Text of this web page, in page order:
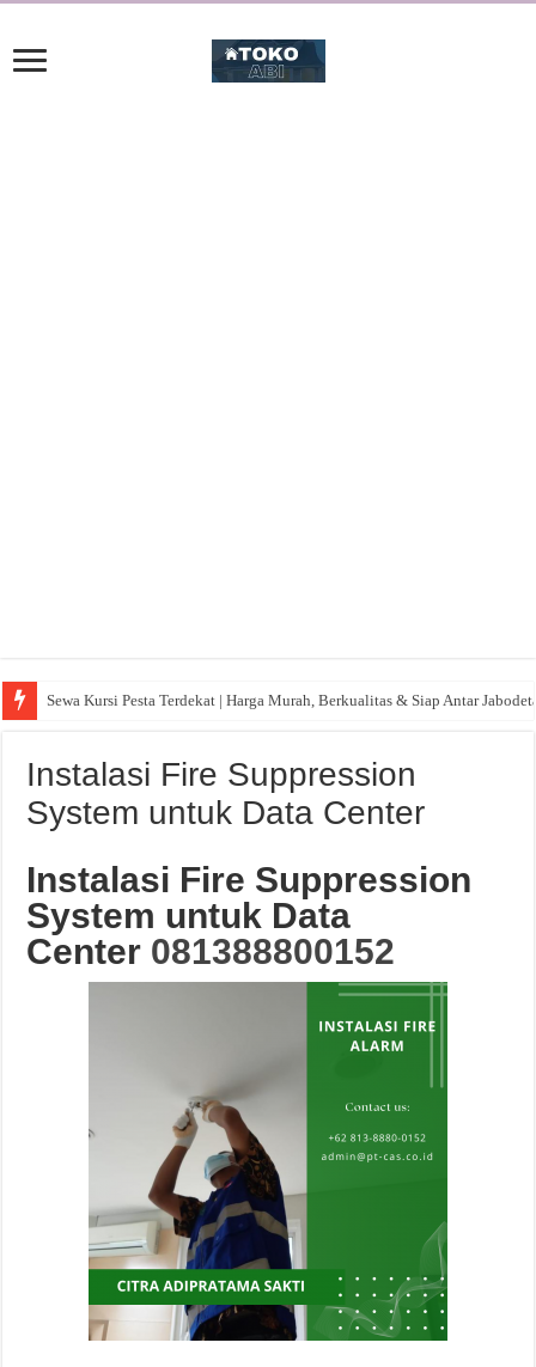
Sewa Kursi Pesta Terdekat | Harga Murah, Berkualitas & Siap Antar
Instalasi Fire Suppression
System untuk Data Center
Instalasi Fire Suppression
System untuk Data
Center 081388800152